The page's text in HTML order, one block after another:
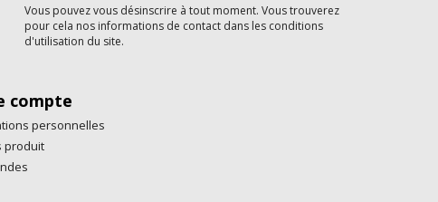
Vous pouvez vous désinscrire à tout moment. Vous trouverez
pour cela nos informations de contact dans les conditions
d'utilisation du site.
compte
personnelles
produit